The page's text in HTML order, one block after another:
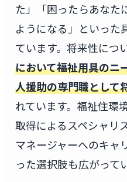
た」「困ったらあなた
ようになる」といった
ています。将来性につい
において福祉用具のニ
人援助の専門職として
れています。福祉住環
取得によるスペシャリ
マネージャーへのキャ
った選択肢も広がって